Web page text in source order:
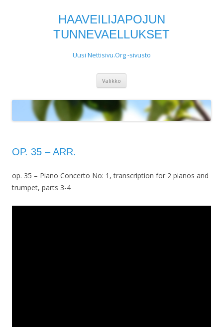
HAAVEILIJAPOJUN
TUNNEVAELLUKSET
Uusi Nettisivu.Org -sivusto
Valikko
OP. 35 – ARR.
op. 35 – Piano Concerto No: 1, transcription for 2 pianos and
trumpet, parts 3-4